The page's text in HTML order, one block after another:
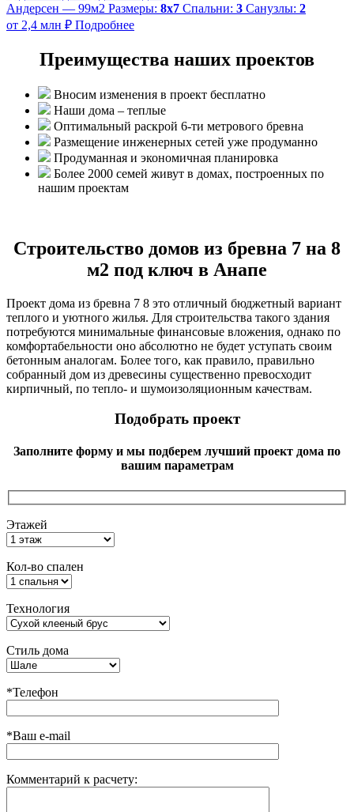
Андерсен — 99м2 Размеры: 8х7 Спальни: 3 Санузлы: 2
от 2,4 млн ₽ Подробнее
Преимущества наших проектов
Вносим изменения в проект бесплатно
Наши дома – теплые
Оптимальный раскрой 6-ти метрового бревна
Размещение инженерных сетей уже продуманно
Продуманная и экономичная планировка
Более 2000 семей живут в домах, построенных по
нашим проектам
Строительство домов из бревна 7 на 8
м2 под ключ в Анапе
Проект дома из бревна 7 8 это отличный бюджетный вариант
теплого и уютного жилья. Для строительства такого здания
потребуются минимальные финансовые вложения, однако по
комфортабельности оно абсолютно не будет уступать своим
бетонным аналогам. Более того, как правило, правильно
собранный дом из древесины существенно превосходит
кирпичный, по тепло- и шумоизоляционным качествам.
Подобрать проект
Заполните форму и мы подберем лучший проект дома по
вашим параметрам
Этажей
Кол-во спален
Технология
Стиль дома
*Телефон
*Ваш e-mail
Комментарий к расчету: